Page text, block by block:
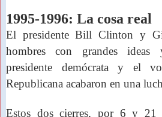
1995-1996: La cosa real
El presidente Bill Clinton y
hombres con grandes ideas
presidente demócrata y el
Republicana acabaron en una
Estos dos cierres, por 6 y 21